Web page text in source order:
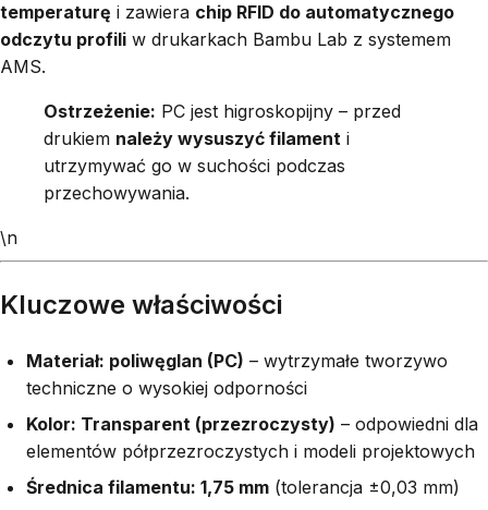
temperaturę i zawiera chip RFID do automatycznego
odczytu profili w drukarkach Bambu Lab z systemem
AMS.
Ostrzeżenie: PC jest higroskopijny – przed
drukiem należy wysuszyć filament i
utrzymywać go w suchości podczas
przechowywania.
\n
Kluczowe właściwości
Materiał: poliwęglan (PC) – wytrzymałe tworzywo
techniczne o wysokiej odporności
Kolor: Transparent (przezroczysty) – odpowiedni dla
elementów półprzezroczystych i modeli projektowych
Średnica filamentu: 1,75 mm (tolerancja ±0,03 mm)